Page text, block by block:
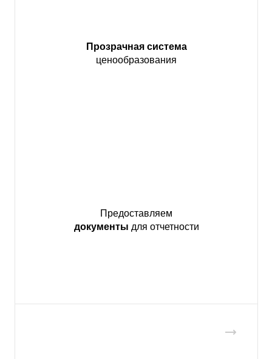
Прозрачная система
ценообразования
Предоставляем
документы для отчетности